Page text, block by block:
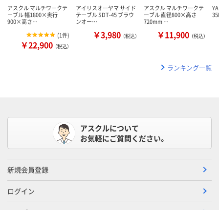
アスクル マルチワークテ
ーブル 幅1800×奥行
900×高さ…
(1件)
￥22,900 （税込）
アイリスオーヤマ サイド
テーブル SDT-45 ブラウ
ンオー…
￥3,980 （税込）
アスクル マルチワークテ
ーブル 直径800×高さ
720mm …
￥11,900 （税込）
ランキング一覧
アスクルについて
お気軽にご質問ください。
新規会員登録
ログイン